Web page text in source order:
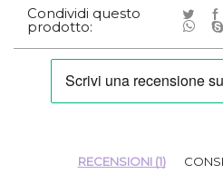
Condividi questo
prodotto:
RECENSIONI (1)